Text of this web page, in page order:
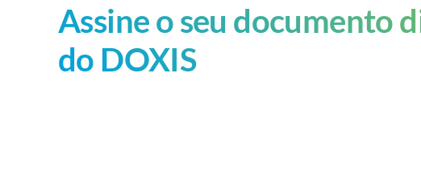
Assine o seu documento
do DOXIS